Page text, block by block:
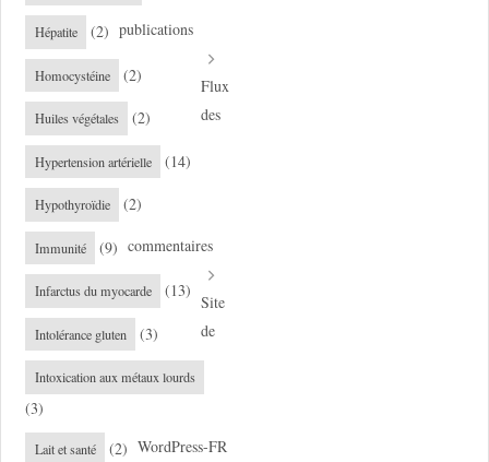
Hépatite (2)
Homocystéine (2)
Huiles végétales (2)
Hypertension artérielle (14)
Hypothyroïdie (2)
Immunité (9)
Infarctus du myocarde (13)
Intolérance gluten (3)
Intoxication aux métaux lourds
(3)
Lait et santé (2)
publications
Flux
des
commentaires
Site
de
WordPress-FR